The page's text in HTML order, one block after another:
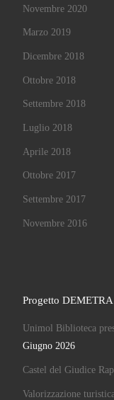
Novembre 2020
Marzo 2019
Dicembre 2018
Ottobre 2018
Settembre 2018
Luglio 2018
Aprile 2018
Ottobre 2017
Settembre 2017
Novembre 2016
Progetto DEMETRA
Unimol Biblioteca
Giugno 2026
Castel del Giudice
Valorizzazione